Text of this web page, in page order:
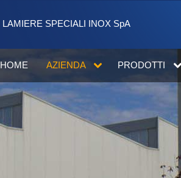
LAMIERE SPECIALI INOX SpA
HOME AZIENDA PRODOTTI